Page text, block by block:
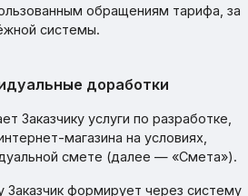
обращениям тарифа, за
системы.
доработки
Заказчику услуги по разработке,
магазина на условиях,
смете (далее — «Смета»).
Заказчик формирует через систему